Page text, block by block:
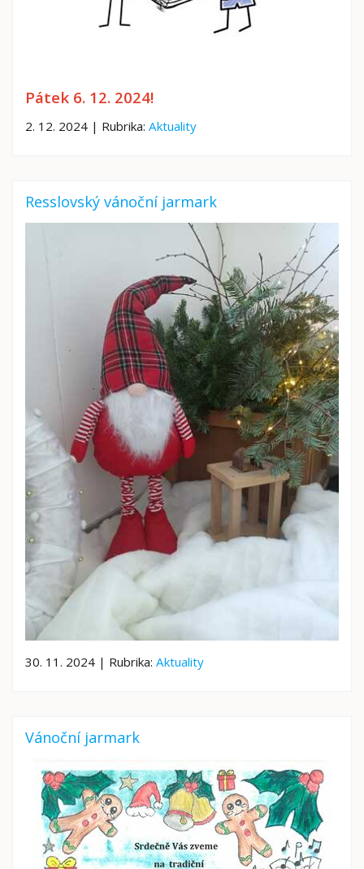
Pátek 6. 12. 2024!
2. 12. 2024 | Rubrika: Aktuality
Resslovský vánoční jarmark
30. 11. 2024 | Rubrika: Aktuality
Vánoční jarmark